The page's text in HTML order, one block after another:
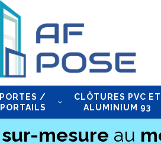
PORTES /
PORTAILS
CLÔTURES PVC ET
ALUMINIUM 93
sur-mesure au